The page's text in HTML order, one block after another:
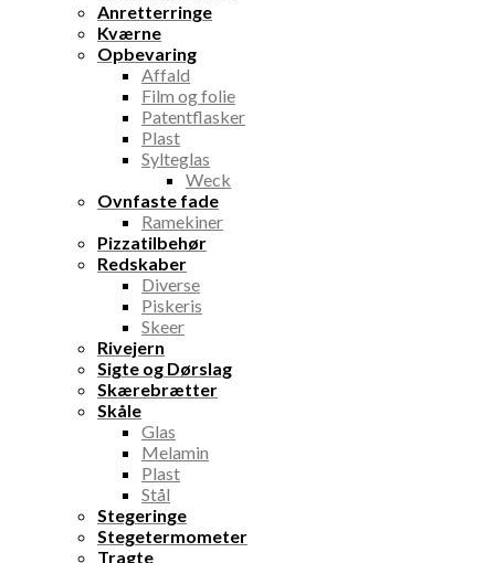
Anretterringe
Kværne
Opbevaring
Affald
Film og folie
Patentflasker
Plast
Sylteglas
Weck
Ovnfaste fade
Ramekiner
Pizzatilbehør
Redskaber
Diverse
Piskeris
Skeer
Rivejern
Sigte og Dørslag
Skærebrætter
Skåle
Glas
Melamin
Plast
Stål
Stegeringe
Stegetermometer
Tragte